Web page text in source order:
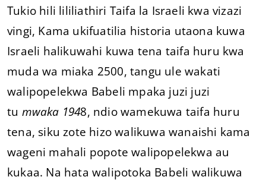
Tukio hili lililiathiri Taifa la Israeli kwa vizazi
vingi, Kama ukifuatilia historia utaona kuwa
Israeli halikuwahi kuwa tena taifa huru kwa
muda wa miaka 2500, tangu ule wakati
walipopelekwa Babeli mpaka juzi juzi
tu mwaka 1948, ndio wamekuwa taifa huru
tena, siku zote hizo walikuwa wanaishi kama
wageni mahali popote walipopelekwa au
kukaa. Na hata walipotoka Babeli walikuwa